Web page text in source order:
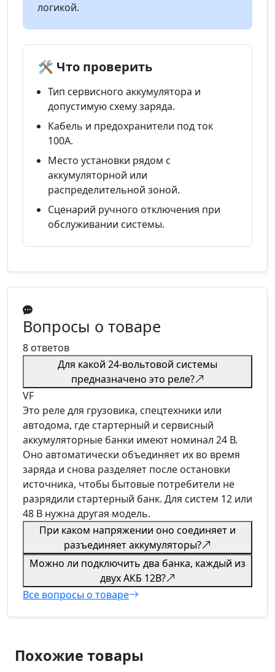
логикой.
🛠️ Что проверить
Тип сервисного аккумулятора и
допустимую схему заряда.
Кабель и предохранители под ток
100А.
Место установки рядом с
аккумуляторной или
распределительной зоной.
Сценарий ручного отключения при
обслуживании системы.
Вопросы о товаре
8 ответов
Для какой 24-вольтовой системы
предназначено это реле?
VF
Это реле для грузовика, спецтехники или
автодома, где стартерный и сервисный
аккумуляторные банки имеют номинал 24 В.
Оно автоматически объединяет их во время
заряда и снова разделяет после остановки
источника, чтобы бытовые потребители не
разрядили стартерный банк. Для систем 12 или
48 В нужна другая модель.
При каком напряжении оно соединяет и
разъединяет аккумуляторы?
Можно ли подключить два банка, каждый из
двух АКБ 12В?
Все вопросы о товаре
Похожие товары